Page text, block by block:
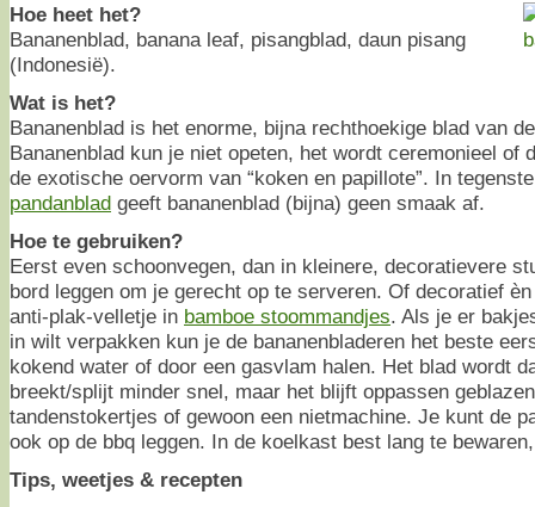
Hoe heet het?
Bananenblad, banana leaf, pisangblad, daun pisang
(Indonesië).
Wat is het?
Bananenblad is het enorme, bijna rechthoekige blad van
Bananenblad kun je niet opeten, het wordt ceremonieel of
de exotische oervorm van “koken en papillote”. In
pandanblad geeft bananenblad (bijna) geen smaak af.
Hoe te gebruiken?
Eerst even schoonvegen, dan in kleinere, decoratievere
bord leggen om je gerecht op te serveren. Of decoratief
anti-plak-velletje in bamboe stoommandjes. Als je er
in wilt verpakken kun je de bananenbladeren het beste
kokend water of door een gasvlam halen. Het blad wordt
breekt/splijt minder snel, maar het blijft oppassen
tandenstokertjes of gewoon een nietmachine. Je kunt de
ook op de bbq leggen. In de koelkast best lang te
Tips, weetjes & recepten